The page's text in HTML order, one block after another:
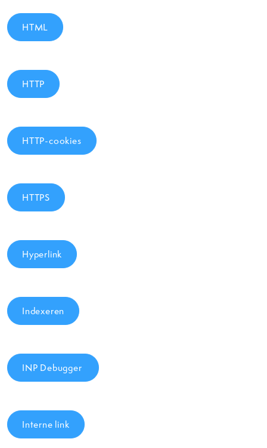
HTML
HTTP
HTTP-cookies
HTTPS
Hyperlink
Indexeren
INP Debugger
Interne link